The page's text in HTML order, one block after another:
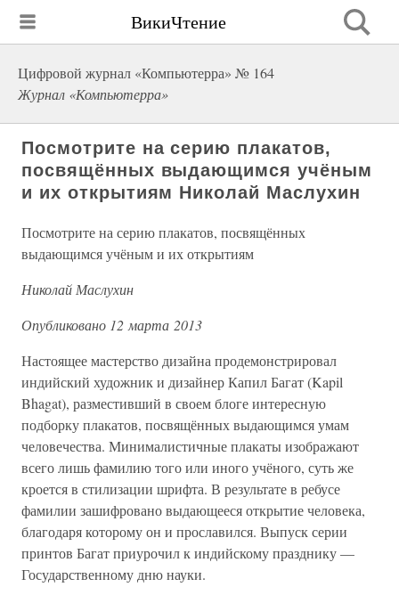
ВикиЧтение
Цифровой журнал «Компьютерра» № 164
Журнал «Компьютерра»
Посмотрите на серию плакатов,
посвящённых выдающимся учёным
и их открытиям Николай Маслухин
Посмотрите на серию плакатов, посвящённых
выдающимся учёным и их открытиям
Николай Маслухин
Опубликовано 12 марта 2013
Настоящее мастерство дизайна продемонстрировал
индийский художник и дизайнер Капил Багат (Kapil
Bhagat), разместивший в своем блоге интересную
подборку плакатов, посвящённых выдающимся умам
человечества. Минималистичные плакаты изображают
всего лишь фамилию того или иного учёного, суть же
кроется в стилизации шрифта. В результате в ребусе
фамилии зашифровано выдающееся открытие человека,
благодаря которому он и прославился. Выпуск серии
принтов Багат приурочил к индийскому празднику —
Государственному дню науки.